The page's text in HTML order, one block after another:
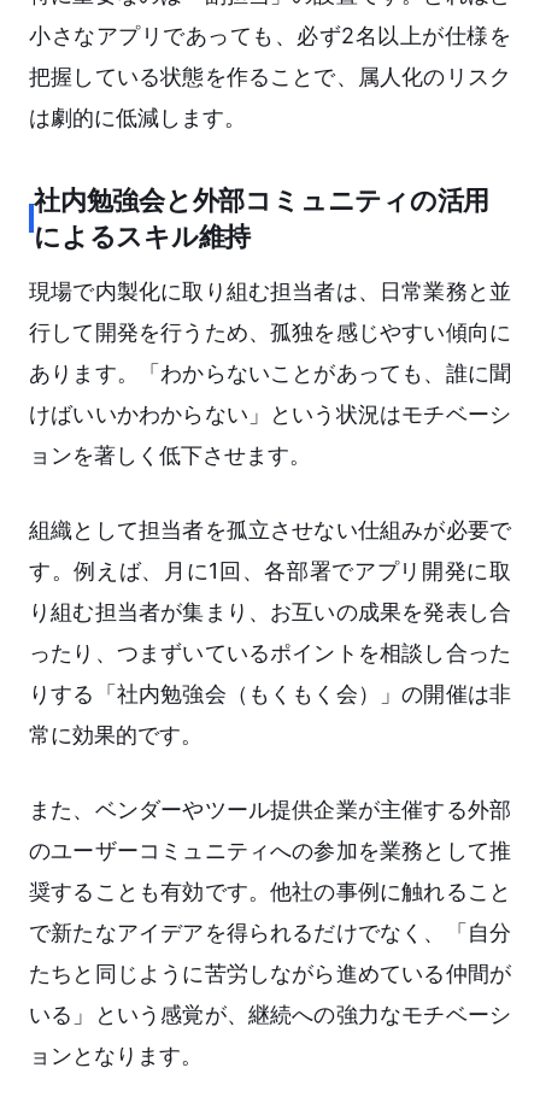
小さなアプリであっても、必ず2名以上が仕様を
把握している状態を作ることで、属人化のリスク
は劇的に低減します。
社内勉強会と外部コミュニティの活用
によるスキル維持
現場で内製化に取り組む担当者は、日常業務と並
行して開発を行うため、孤独を感じやすい傾向に
あります。「わからないことがあっても、誰に聞
けばいいかわからない」という状況はモチベーシ
ョンを著しく低下させます。
組織として担当者を孤立させない仕組みが必要で
す。例えば、月に1回、各部署でアプリ開発に取
り組む担当者が集まり、お互いの成果を発表し合
ったり、つまずいているポイントを相談し合った
りする「社内勉強会（もくもく会）」の開催は非
常に効果的です。
また、ベンダーやツール提供企業が主催する外部
のユーザーコミュニティへの参加を業務として推
奨することも有効です。他社の事例に触れること
で新たなアイデアを得られるだけでなく、「自分
たちと同じように苦労しながら進めている仲間が
いる」という感覚が、継続への強力なモチベーシ
ョンとなります。